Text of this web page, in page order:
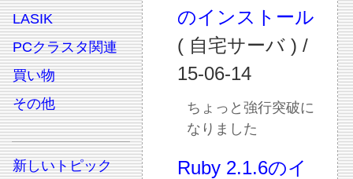
LASIK
PCクラスタ関連
買い物
その他
新しいトピック
のインストール
( 自宅サーバ ) /
15-06-14
ちょっと強行突破に
なりました
Ruby 2.1.6のイ